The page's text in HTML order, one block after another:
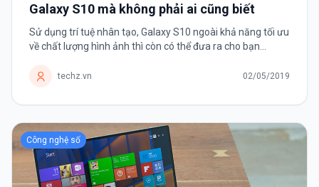
Galaxy S10 mà không phải ai cũng biết
Sử dụng trí tuệ nhân tạo, Galaxy S10 ngoài khả năng tối ưu
về chất lượng hình ảnh thì còn có thể đưa ra cho bạn
chỉnh”.techz.vn 02/05/2019
Công nghệ số